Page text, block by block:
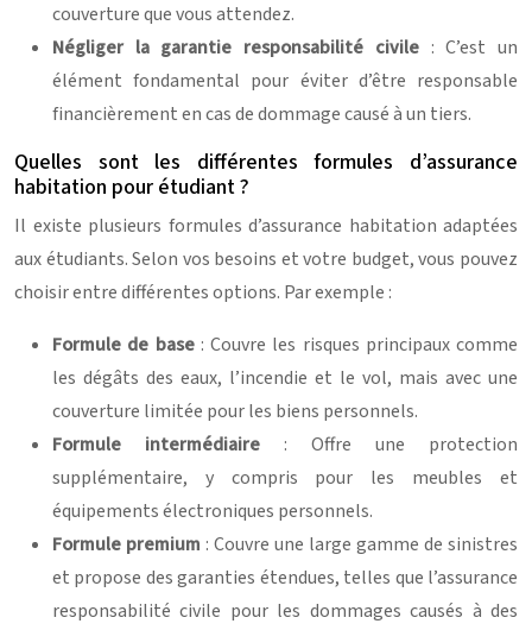
couverture que vous attendez.
Négliger la garantie responsabilité civile: C’est un
élément fondamental pour éviter d’être responsable
financièrement en cas de dommage causé à un tiers.
Quelles sont les différentes formules d’assurance
habitation pour étudiant ?
Il existe plusieurs formules d’assurance habitation adaptées
aux étudiants. Selon vos besoins et votre budget, vous pouvez
choisir entre différentes options. Par exemple :
Formule de base: Couvre les risques principaux comme
les dégâts des eaux, l’incendie et le vol, mais avec une
couverture limitée pour les biens personnels.
Formule intermédiaire : Offre une protection
supplémentaire, y compris pour les meubles et
équipements électroniques personnels.
Formule premium : Couvre une large gamme de sinistres
et propose des garanties étendues, telles que l’assurance
responsabilité civile pour les dommages causés à des